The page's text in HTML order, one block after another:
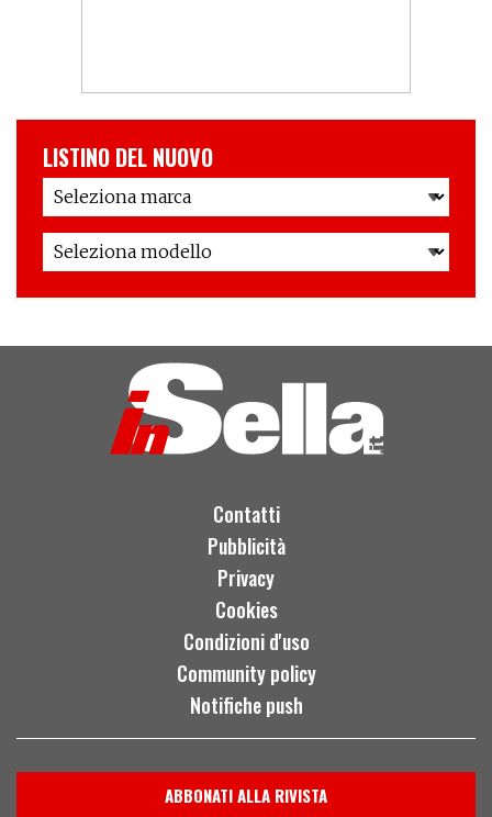
LISTINO DEL NUOVO
Contatti
Pubblicità
Privacy
Cookies
Condizioni d'uso
Community policy
Notifiche push
ABBONATI ALLA RIVISTA